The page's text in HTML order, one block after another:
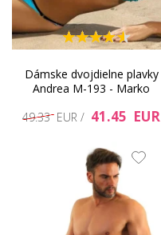
Dámske dvojdielne plavky
Andrea M-193 - Marko
49.33 EUR / 41.45 EUR